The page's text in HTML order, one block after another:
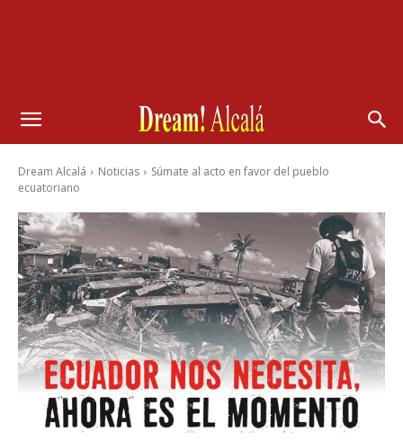
Dream Alcalá Noticias
Súmate al acto en favor del pueblo
ecuatoriano